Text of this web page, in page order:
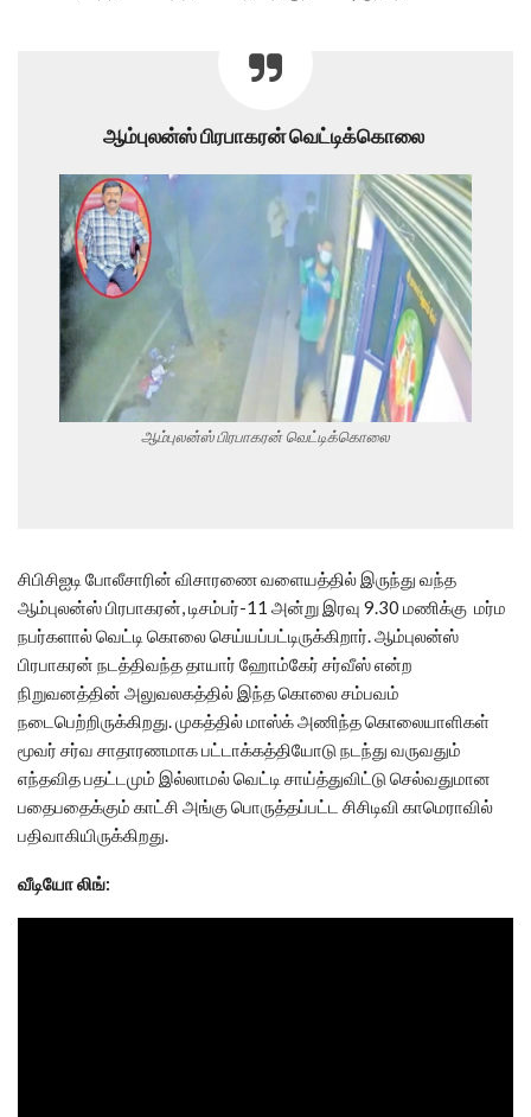
ஆம்புலன்ஸ் பிரபாகரன் வெட்டிக்கொலை
ஆம்புலன்ஸ் பிரபாகரன் வெட்டிக்கொலை
சிபிசிஐடி போலீசாரின் விசாரணை வளையத்தில் இருந்து வந்த
ஆம்புலன்ஸ் பிரபாகரன், டிசம்பர்-11 அன்று இரவு 9.30 மணிக்கு மர்ம
நபர்களால் வெட்டி கொலை செய்யப்பட்டிருக்கிறார். ஆம்புலன்ஸ்
பிரபாகரன் நடத்திவந்த தாயார் ஹோம்கேர் சர்வீஸ் என்ற
நிறுவனத்தின் அலுவலகத்தில் இந்த கொலை சம்பவம்
நடைபெற்றிருக்கிறது. முகத்தில் மாஸ்க் அணிந்த கொலையாளிகள்
மூவர் சர்வ சாதாரணமாக பட்டாக்கத்தியோடு நடந்து வருவதும்
எந்தவித பதட்டமும் இல்லாமல் வெட்டி சாய்த்துவிட்டு செல்வதுமான
பதைபதைக்கும் காட்சி அங்கு பொருத்தப்பட்ட சிசிடிவி காமெராவில்
பதிவாகியிருக்கிறது.
வீடியோ லிங்: